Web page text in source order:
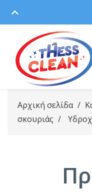
Αρχική σελίδα /
σκουριάς /